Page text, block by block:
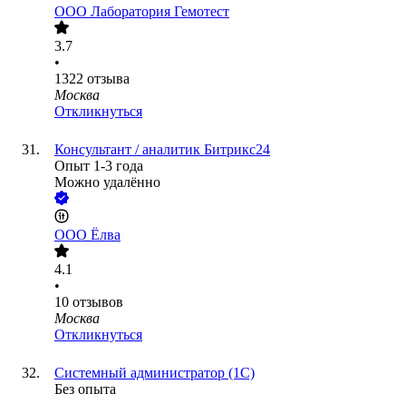
ООО Лаборатория Гемотест
3.7
•
1322 отзыва
Москва
Откликнуться
Консультант / аналитик Битрикс24
Опыт 1-3 года
Можно удалённо
ООО Ёлва
4.1
•
10 отзывов
Москва
Откликнуться
Системный администратор (1С)
Без опыта